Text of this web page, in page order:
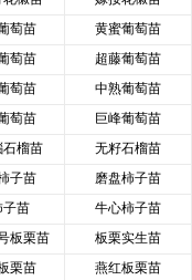
萄苗
黄蜜葡萄苗
萄苗
超藤葡萄苗
萄苗
中熟葡萄苗
萄苗
巨峰葡萄苗
石榴苗
无籽石榴苗
子苗
磨盘柿子苗
子苗
牛心柿子苗
板栗苗
板栗实生苗
栗苗
燕红板栗苗